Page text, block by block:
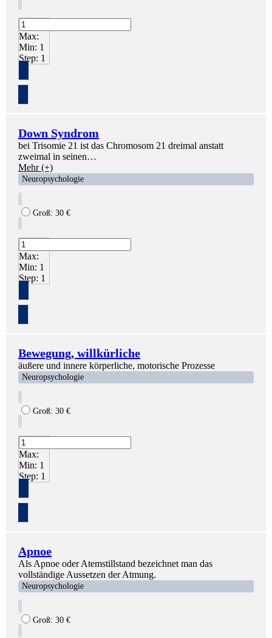
Max:
Min: 1
Step: 1
+
Down Syndrom
bei Trisomie 21 ist das Chromosom 21 dreimal anstatt
zweimal in seinen…
Mehr (+)
Neuropsychologie
Groß: 30 €
Max:
Min: 1
Step: 1
+
Bewegung, willkürliche
äußere und innere körperliche, motorische Prozesse
Neuropsychologie
Groß: 30 €
Max:
Min: 1
Step: 1
+
Apnoe
Als Apnoe oder Atemstillstand bezeichnet man das
vollständige Aussetzen der Atmung.
Neuropsychologie
Groß: 30 €